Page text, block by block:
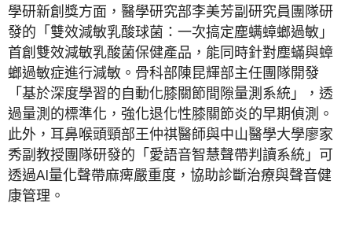
學研新創獎方面，醫學研究部李美芳副研究員團隊研
發的「雙效減敏乳酸球菌：一次搞定塵螨蟑螂過敏」
首創雙效減敏乳酸菌保健產品，能同時針對塵蟎與蟑
螂過敏症進行減敏。骨科部陳昆輝部主任團隊開發
「基於深度學習的自動化膝關節間隙量測系統」，透
過量測的標準化，強化退化性膝關節炎的早期偵測。
此外，耳鼻喉頭頸部王仲祺醫師與中山醫學大學廖家
秀副教授團隊研發的「愛語音智慧聲帶判讀系統」可
透過AI量化聲帶麻痺嚴重度，協助診斷治療與聲音健
康管理。